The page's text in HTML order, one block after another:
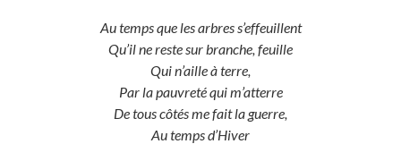
Au temps que les arbres s’effeuillent
Qu’il ne reste sur branche, feuille
Qui n’aille à terre,
Par la pauvreté qui m’atterre
De tous côtés me fait la guerre,
Au temps d’Hiver